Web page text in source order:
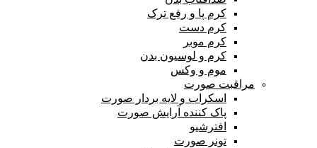
کرم پا و رفع ترک
کرم دست
کرم موبر
کرم و لوسیون بدن
موم و وکس
مراقبت صورت
اسکراب و لایه بردار صورت
پاک کننده آرایش صورت
افترشیو
تونر صورت